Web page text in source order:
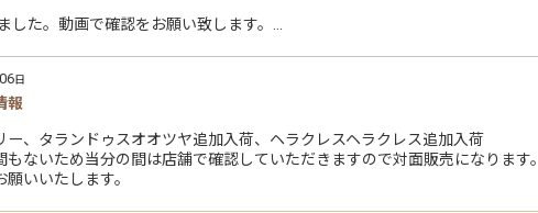
した。動画で確認をお願い致します。…
06日
報
ー、タランドゥスオオツヤ追加入荷、ヘラクレスヘラクレス追加入荷
もないため当分の間は店舗で確認していただきますので対面販売になります。
願いいたします。